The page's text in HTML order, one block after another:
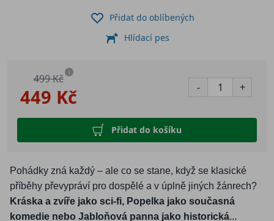
449 Kč
499 Kč i
- +
Přidat do košíku
Přidat do oblíbených
Hlídací pes
Pohádky zná každý – ale co se stane, když se klasické
příběhy převypráví pro dospělé a v úplně jiných žánrech?
Kráska a zvíře jako sci-fi, Popelka jako současná
komedie nebo Jabloňová panna jako historická